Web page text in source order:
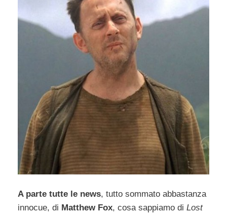
A parte tutte le news, tutto sommato abbastanza
innocue, di Matthew Fox, cosa sappiamo di Lost